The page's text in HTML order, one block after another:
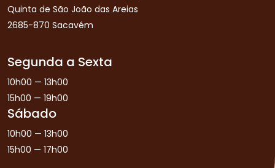
Quinta de São João das Areias
2685-870 Sacavém
Segunda a Sexta
10h00 — 13h00
15h00 — 19h00
Sábado
10h00 — 13h00
15h00 — 17h00